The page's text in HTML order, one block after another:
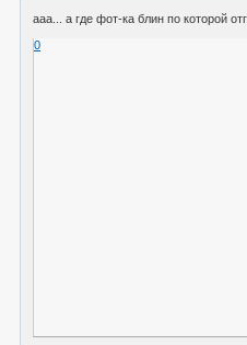
ааа... а где фот-ка блин по которой
0